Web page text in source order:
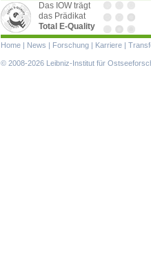
Das IOW trägt
das Prädikat
Total E-Quality
Navigation
überspringen
Home | News | Forschung | Karriere |
© 2008-2026 Leibniz-Institut für